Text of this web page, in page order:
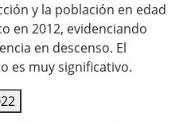
y la población en edad
en 2012, evidenciando
en descenso. El
es muy significativo.